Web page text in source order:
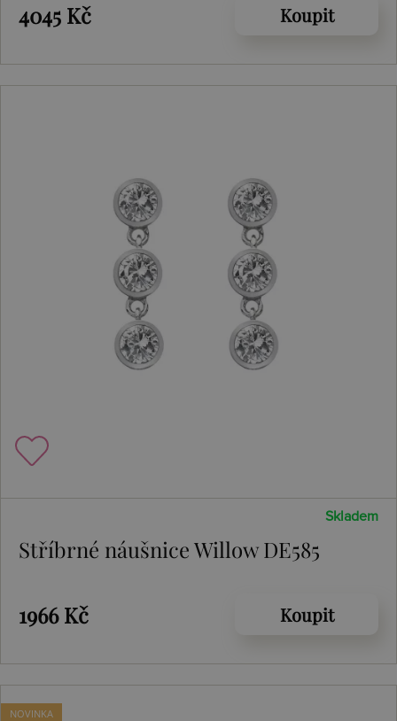
4045 Kč Koupit
Skladem
Stříbrné náušnice Willow DE585
1966 Kč Koupit
NOVINKA